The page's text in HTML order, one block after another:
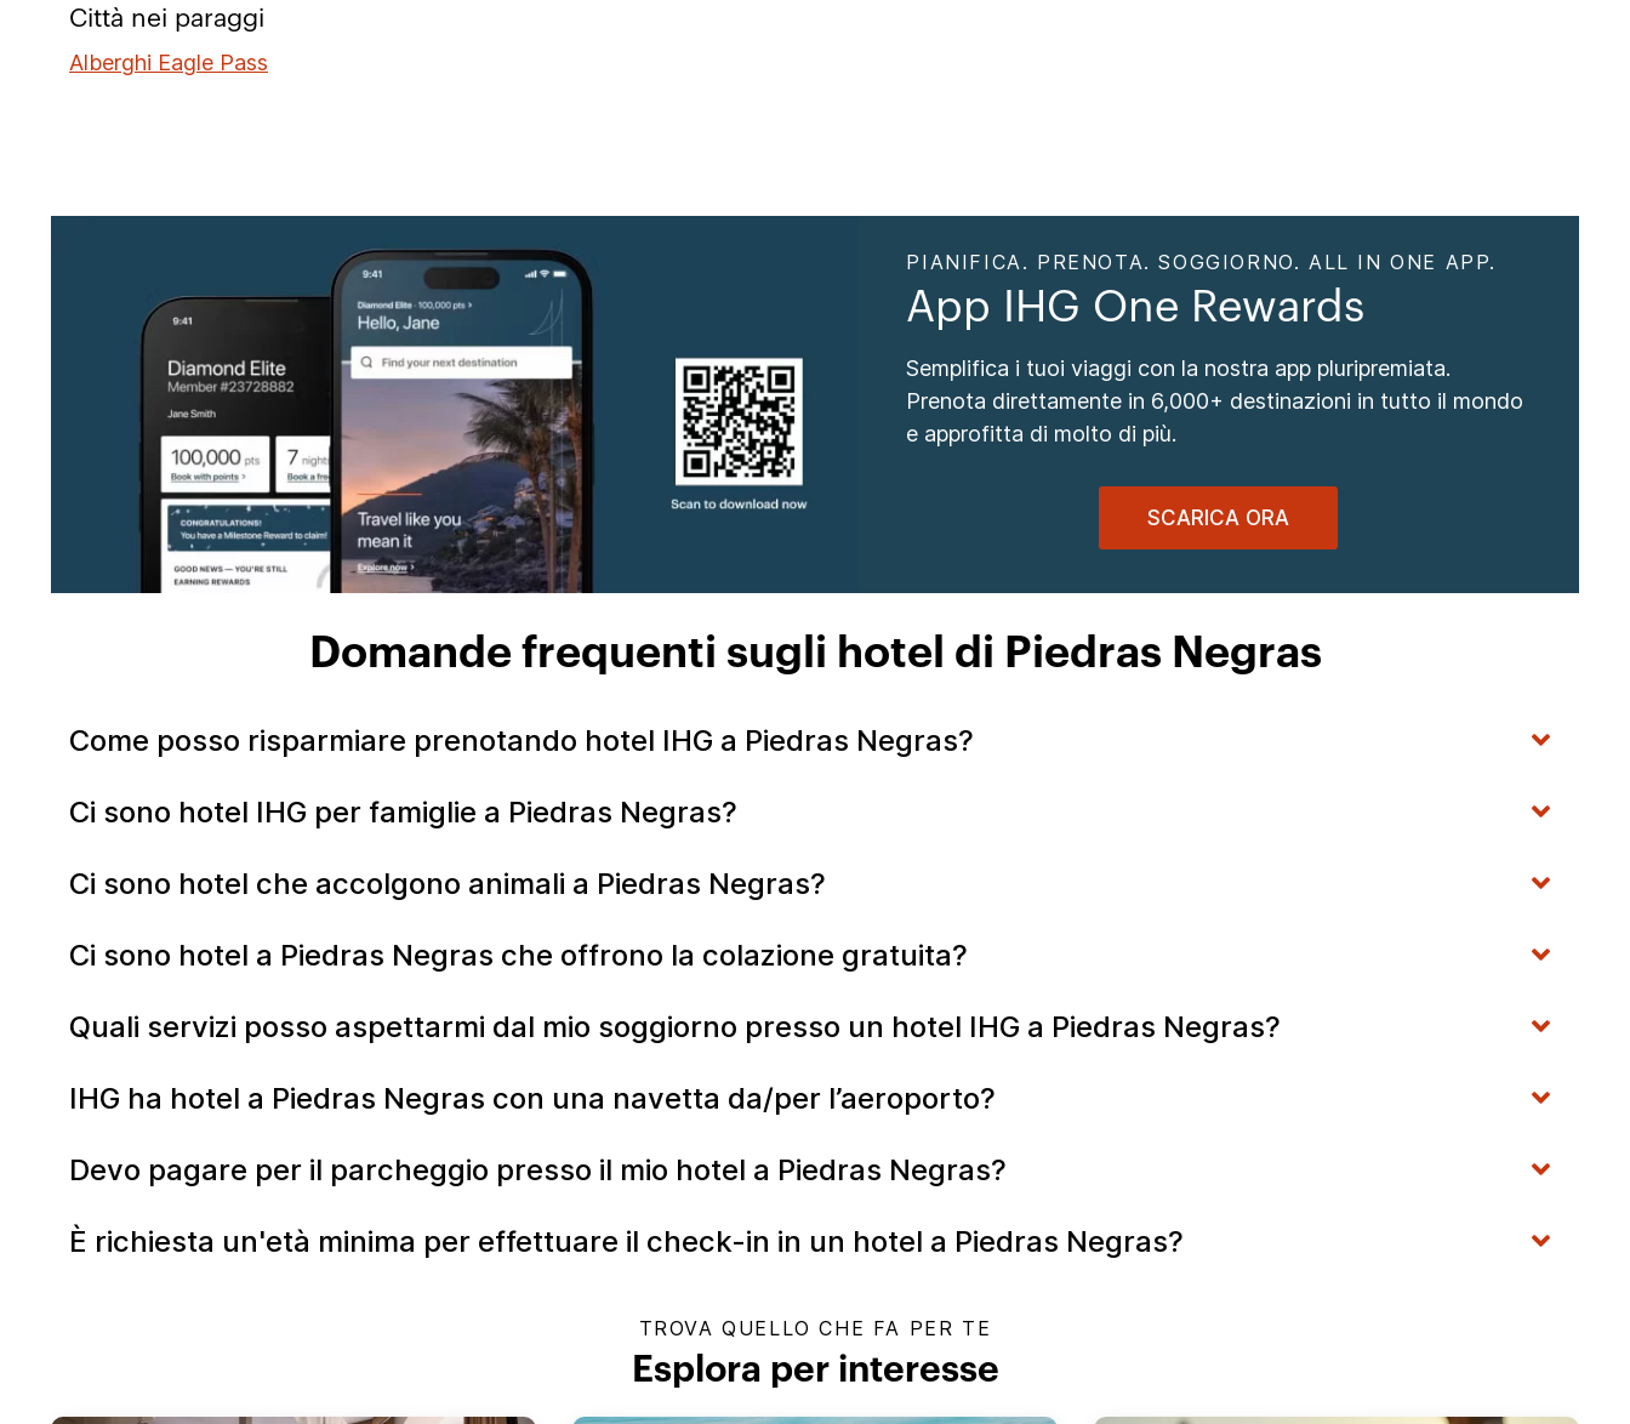
Città nei paraggi
Alberghi Eagle Pass
PIANIFICA. PRENOTA. SOGGIORNO. ALL IN ONE APP.
App IHG One Rewards
Semplifica i tuoi viaggi con la nostra app pluripremiata.
Prenota direttamente in 6,000+ destinazioni in tutto il mondo
e approfitta di molto di più.
SCARICA ORA
Domande frequenti sugli hotel di Piedras Negras
Come posso risparmiare prenotando hotel IHG a Piedras Negras?
Ci sono hotel IHG per famiglie a Piedras Negras?
Ci sono hotel che accolgono animali a Piedras Negras?
Ci sono hotel a Piedras Negras che offrono la colazione gratuita?
Quali servizi posso aspettarmi dal mio soggiorno presso un hotel IHG a Piedras Negras?
IHG ha hotel a Piedras Negras con una navetta da/per l’aeroporto?
Devo pagare per il parcheggio presso il mio hotel a Piedras Negras?
È richiesta un'età minima per effettuare il check-in in un hotel a Piedras Negras?
TROVA QUELLO CHE FA PER TE
Esplora per interesse